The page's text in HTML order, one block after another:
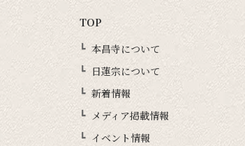
TOP
本昌寺について
日蓮宗について
新着情報
メディア掲載情報
イベント情報